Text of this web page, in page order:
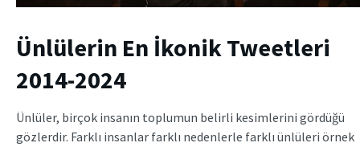
Ünlülerin En İkonik Tweetleri
2014-2024
Ünlüler, birçok insanın toplumun belirli kesimlerini gördüğü
gözlerdir. Farklı insanlar farklı nedenlerle farklı ünlüleri örnek